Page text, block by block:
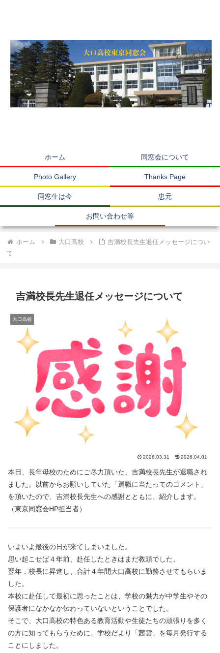
ホーム 同窓会について
Photo Gallery Thanks Page
同窓生は今 忠元
お問い合わせ等
ホーム 大口高校
吉満校長先生退任メッセージについ
て
吉満校長先生退任メッセージについて
大口高校
2026.03.31 2026.04.01
本日、長年母校のためにご尽力頂いた、吉満校長先生が退職され
ました。以前からお願いしていた「退職に当たってのコメント」
を頂いたので、吉満校長先生への感謝とともに、紹介します。
（東京同窓会HP担当者）
いよいよ最後の日が来てしまいました。
思い起こせば４年前、赴任したときはまだ教頭でした。
翌年，校長に昇進し、合計４年間大口高校に勤務させてもらいま
した。
本校に赴任して最初に思ったことは、学校の魅力が中学生やその
保護者になかなか伝わっていないということでした。
そこで、大口高校の特色ある教育活動や生徒たちの頑張りを多く
の方に知ってもらうために、学校だより「茜雲」を毎月発行する
ことにしました。